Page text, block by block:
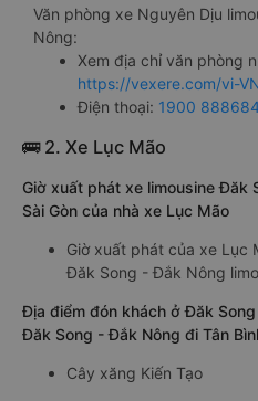
Văn phòng xe Nguyên Dịu
Nông:
Xem địa chỉ văn phòng
https://vexere.com/vi-
Điện thoại: 1900 888684
🚌 2. Xe Lục Mão
Giờ xuất phát xe limousine Đăk
Sài Gòn của nhà xe Lục Mão
Giờ xuất phát của xe Lục
Đăk Song - Đắk Nông
Địa điểm đón khách ở Đăk
Đăk Song - Đắk Nông đi Tân
Cây xăng Kiến Tạo